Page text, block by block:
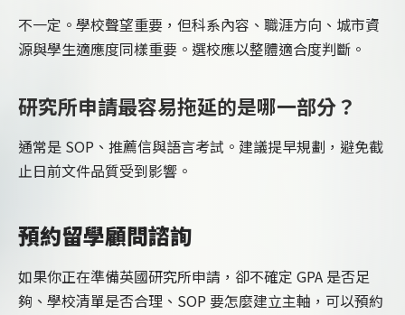
不一定。學校聲望重要，但科系內容、職涯方向、城市資
源與學生適應度同樣重要。選校應以整體適合度判斷。
研究所申請最容易拖延的是哪一部分？
通常是 SOP、推薦信與語言考試。建議提早規劃，避免截
止日前文件品質受到影響。
預約留學顧問諮詢
如果你正在準備英國研究所申請，卻不確定 GPA 是否足
夠、學校清單是否合理、SOP 要怎麼建立主軸，可以預約